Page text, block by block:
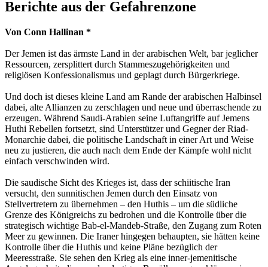
Berichte aus der Gefahrenzone
Von Conn Hallinan *
Der Jemen ist das ärmste Land in der arabischen Welt, bar jeglicher
Ressourcen, zersplittert durch Stammeszugehörigkeiten und
religiösen Konfessionalismus und geplagt durch Bürgerkriege.
Und doch ist dieses kleine Land am Rande der arabischen Halbinsel
dabei, alte Allianzen zu zerschlagen und neue und überraschende zu
erzeugen. Während Saudi-Arabien seine Luftangriffe auf Jemens
Huthi Rebellen fortsetzt, sind Unterstützer und Gegner der Riad-
Monarchie dabei, die politische Landschaft in einer Art und Weise
neu zu justieren, die auch nach dem Ende der Kämpfe wohl nicht
einfach verschwinden wird.
Die saudische Sicht des Krieges ist, dass der schiitische Iran
versucht, den sunnitischen Jemen durch den Einsatz von
Stellvertretern zu übernehmen – den Huthis – um die südliche
Grenze des Königreichs zu bedrohen und die Kontrolle über die
strategisch wichtige Bab-el-Mandeb-Straße, den Zugang zum Roten
Meer zu gewinnen. Die Iraner hingegen behaupten, sie hätten keine
Kontrolle über die Huthis und keine Pläne bezüglich der
Meeresstraße. Sie sehen den Krieg als eine inner-jemenitische